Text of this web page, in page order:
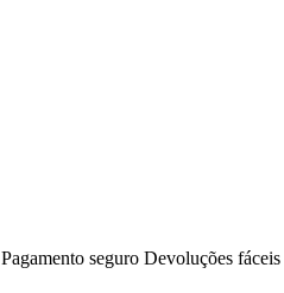
Pagamento seguro Devoluções fáceis